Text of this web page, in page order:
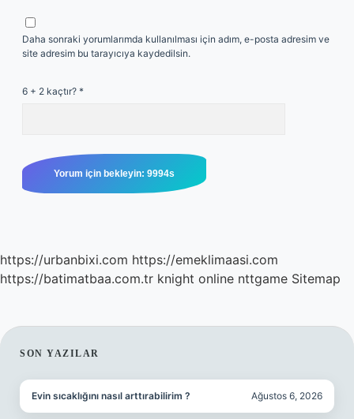
Daha sonraki yorumlarımda kullanılması için adım, e-posta adresim ve
site adresim bu tarayıcıya kaydedilsin.
6 + 2 kaçtır? *
https://urbanbixi.com https://emeklimaasi.com
https://batimatbaa.com.tr knight online nttgame Sitemap
SIDEBAR
SON YAZILAR
Evin sıcaklığını nasıl arttırabilirim ? Ağustos 6, 2026